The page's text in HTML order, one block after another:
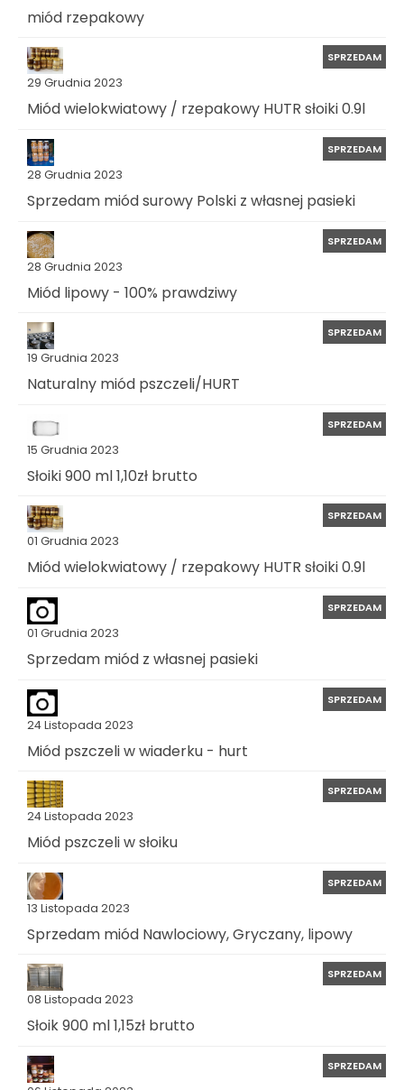
miód rzepakowy
29 Grudnia 2023
SPRZEDAM
Miód wielokwiatowy / rzepakowy HUTR słoiki 0.9l
28 Grudnia 2023
SPRZEDAM
Sprzedam miód surowy Polski z własnej pasieki
28 Grudnia 2023
SPRZEDAM
Miód lipowy - 100% prawdziwy
19 Grudnia 2023
SPRZEDAM
Naturalny miód pszczeli/HURT
15 Grudnia 2023
SPRZEDAM
Słoiki 900 ml 1,10zł brutto
01 Grudnia 2023
SPRZEDAM
Miód wielokwiatowy / rzepakowy HUTR słoiki 0.9l
01 Grudnia 2023
SPRZEDAM
Sprzedam miód z własnej pasieki
24 Listopada 2023
SPRZEDAM
Miód pszczeli w wiaderku - hurt
24 Listopada 2023
SPRZEDAM
Miód pszczeli w słoiku
13 Listopada 2023
SPRZEDAM
Sprzedam miód Nawlociowy, Gryczany, lipowy
08 Listopada 2023
SPRZEDAM
Słoik 900 ml 1,15zł brutto
SPRZEDAM